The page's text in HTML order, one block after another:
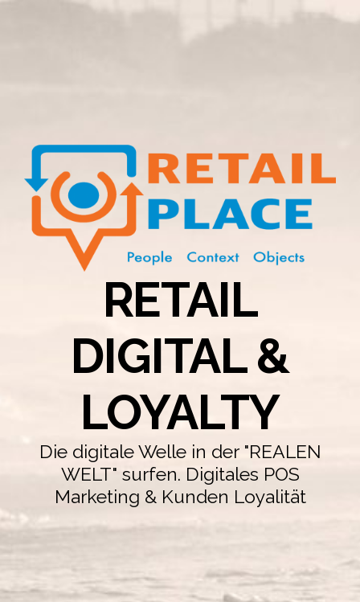
RETAIL
DIGITAL &
LOYALTY
Die digitale Welle in der "REALEN
WELT" surfen. Digitales POS
Marketing & Kunden Loyalität